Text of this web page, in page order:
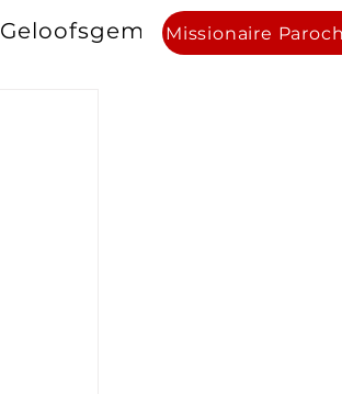
Geloofsgemeenschappen
Missionaire